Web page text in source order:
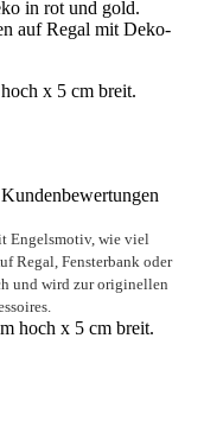
x 5 cm breit.
Kundenbewertungen
Engelsmotiv, wie viel
Regal, Fensterbank oder
und wird zur originellen
hoch x 5 cm breit.